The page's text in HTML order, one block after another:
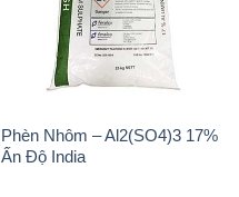
Phèn Nhôm – Al2(SO4)3 17%
Ấn Độ India